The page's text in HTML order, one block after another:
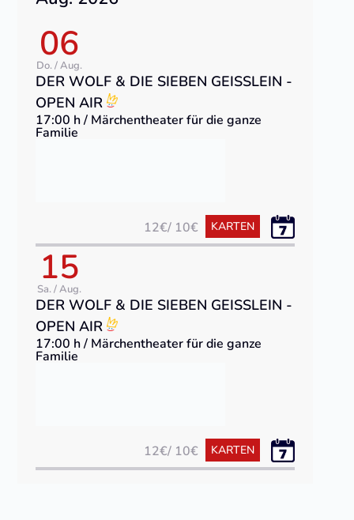
06
Do. / Aug.
DER WOLF & DIE SIEBEN GEISSLEIN - O
PEN AIR
17:00 h / Märchentheater für die ganze
Familie
12€/ 10€ KARTEN
15
Sa. / Aug.
DER WOLF & DIE SIEBEN GEISSLEIN - O
PEN AIR
17:00 h / Märchentheater für die ganze
Familie
12€/ 10€ KARTEN